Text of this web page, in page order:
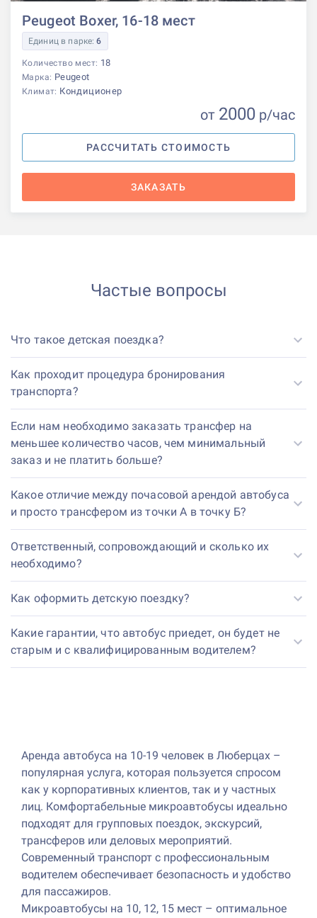
Peugeot Boxer, 16-18 мест
Единиц в парке:6
Количество мест: 18
Марка: Peugeot
Климат: Кондиционер
от 2000 р/час
РАССЧИТАТЬ СТОИМОСТЬ
ЗАКАЗАТЬ
Частые вопросы
Что такое детская поездка?
Как проходит процедура бронирования
транспорта?
Если нам необходимо заказать трансфер на
меньшее количество часов, чем минимальный
заказ и не платить больше?
Какое отличие между почасовой арендой автобуса
и просто трансфером из точки А в точку Б?
Ответственный, сопровождающий и сколько их
необходимо?
Как оформить детскую поездку?
Какие гарантии, что автобус приедет, он будет не
старым и с квалифицированным водителем?
Аренда автобуса на 10-19 человек в Люберцах –
популярная услуга, которая пользуется спросом
как у корпоративных клиентов, так и у частных
лиц. Комфортабельные микроавтобусы идеально
подходят для групповых поездок, экскурсий,
трансферов или деловых мероприятий.
Современный транспорт с профессиональным
водителем обеспечивает безопасность и удобство
для пассажиров.
Микроавтобусы на 10, 12, 15 мест – оптимальное